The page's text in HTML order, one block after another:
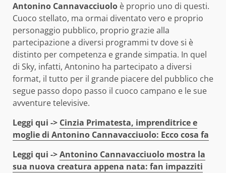
Antonino Cannavacciuolo è proprio uno di questi.
Cuoco stellato, ma ormai diventato vero e proprio
personaggio pubblico, proprio grazie alla
partecipazione a diversi programmi tv dove si è
distinto per competenza e grande simpatia. In quel
di Sky, infatti, Antonino ha partecipato a diversi
format, il tutto per il grande piacere del pubblico che
segue passo dopo passo il cuoco campano e le sue
avventure televisive.
Leggi qui -> Cinzia Primatesta, imprenditrice e
moglie di Antonino Cannavacciuolo: Ecco cosa fa
Leggi qui ->Antonino Cannavacciuolo mostra la
sua nuova creatura appena nata: fan impazziti